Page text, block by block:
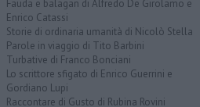
Fauda e balagan di Alfredo De Girolamo e
Enrico Catassi
Storie di ordinaria umanità di Nicolò Stella
Parole in viaggio di Tito Barbini
Turbative di Franco Bonciani
Lo scrittore sfigato di Enrico Guerrini e
Gordiano Lupi
Raccontare di Gusto di Rubina Rovini